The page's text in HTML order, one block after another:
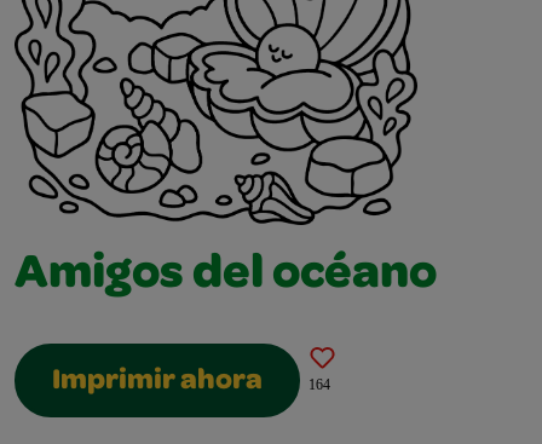
Amigos del océano
Imprimir ahora 164